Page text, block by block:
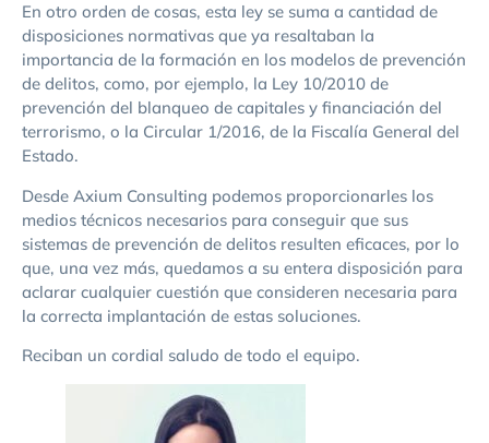
En otro orden de cosas, esta ley se suma a cantidad de
disposiciones normativas que ya resaltaban la
importancia de la formación en los modelos de prevención
de delitos, como, por ejemplo, la Ley 10/2010 de
prevención del blanqueo de capitales y financiación del
terrorismo, o la Circular 1/2016, de la Fiscalía General del
Estado.
Desde Axium Consulting podemos proporcionarles los
medios técnicos necesarios para conseguir que sus
sistemas de prevención de delitos resulten eficaces, por lo
que, una vez más, quedamos a su entera disposición para
aclarar cualquier cuestión que consideren necesaria para
la correcta implantación de estas soluciones.
Reciban un cordial saludo de todo el equipo.